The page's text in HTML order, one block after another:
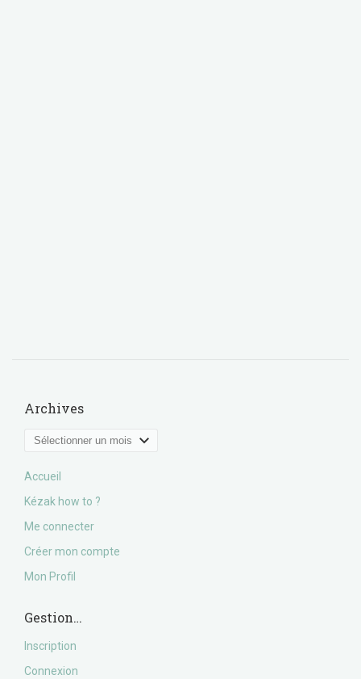
Archives
Archives
Accueil
Kézak how to ?
Me connecter
Créer mon compte
Mon Profil
Gestion…
Inscription
Connexion